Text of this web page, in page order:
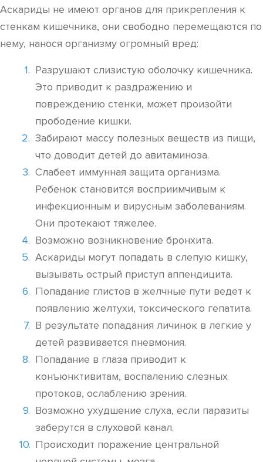
Аскариды не имеют органов для прикрепления к
стенкам кишечника, они свободно перемещаются по
нему, нанося организму огромный вред:
Разрушают слизистую оболочку кишечника.
Это приводит к раздражению и
повреждению стенки, может произойти
прободение кишки.
Забирают массу полезных веществ из пищи,
что доводит детей до авитаминоза.
Слабеет иммунная защита организма.
Ребенок становится восприимчивым к
инфекционным и вирусным заболеваниям.
Они протекают тяжелее.
Возможно возникновение бронхита.
Аскариды могут попадать в слепую кишку,
вызывать острый приступ аппендицита.
Попадание глистов в желчные пути ведет к
появлению желтухи, токсического гепатита.
В результате попадания личинок в легкие у
детей развивается пневмония.
Попадание в глаза приводит к
конъюнктивитам, воспалению слезных
протоков, ослаблению зрения.
Возможно ухудшение слуха, если паразиты
заберутся в слуховой канал.
Происходит поражение центральной